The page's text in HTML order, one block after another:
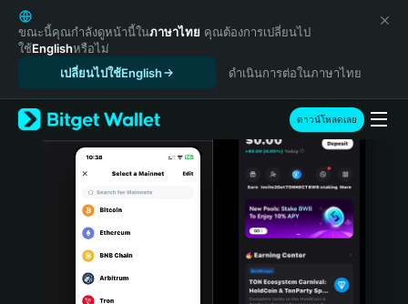
English
日本語
Tiếng Việt
Español (Latinoamérica)
Türkçe
Italiano
Português (Portugal)
Bahasa Indonesia
ขณะนี้คุณกำลังดูหน้านี้ในภาษาไทย คุณต้องการเปลี่ยนไป
ใช้Englishหรือไม่
เปลี่ยนไปใช้English
ดำเนินการต่อในภาษาไทย
ดาวน์โหลดเลย